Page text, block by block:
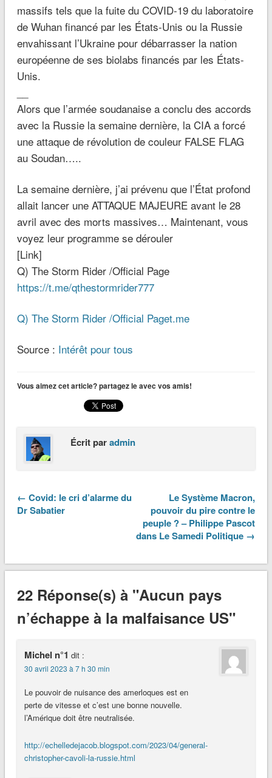
massifs tels que la fuite du COVID-19 du laboratoire
de Wuhan financé par les États-Unis ou la Russie
envahissant l’Ukraine pour débarrasser la nation
européenne de ses biolabs financés par les États-
Unis.
Alors que l’armée soudanaise a conclu des accords
avec la Russie la semaine dernière, la CIA a forcé
une attaque de révolution de couleur FALSE FLAG
au Soudan…..
La semaine dernière, j’ai prévenu que l’État profond
allait lancer une ATTAQUE MAJEURE avant le 28
avril avec des morts massives… Maintenant, vous
voyez leur programme se dérouler
[Link]
Q) The Storm Rider /Official Page
https://t.me/qthestormrider777
Q) The Storm Rider /Official Paget.me
Source : Intérêt pour tous
Vous aimez cet article? partagez le avec vos amis!
Écrit paradmin
← Covid: le cri d’alarme du
Dr Sabatier
Le Système Macron,
pouvoir du pire contre le
peuple ? – Philippe Pascot
dans Le Samedi Politique →
22 Réponse(s) à "Aucun pays
n’échappe à la malfaisance US"
Michel n°1 dit :
30 avril 2023 à 7 h 30 min
Le pouvoir de nuisance des amerloques est en
perte de vitesse et c’est une bonne nouvelle.
l’Amérique doit être neutralisée.
http://echelledejacob.blogspot.com/2023/04/general-
christopher-cavoli-la-russie.html